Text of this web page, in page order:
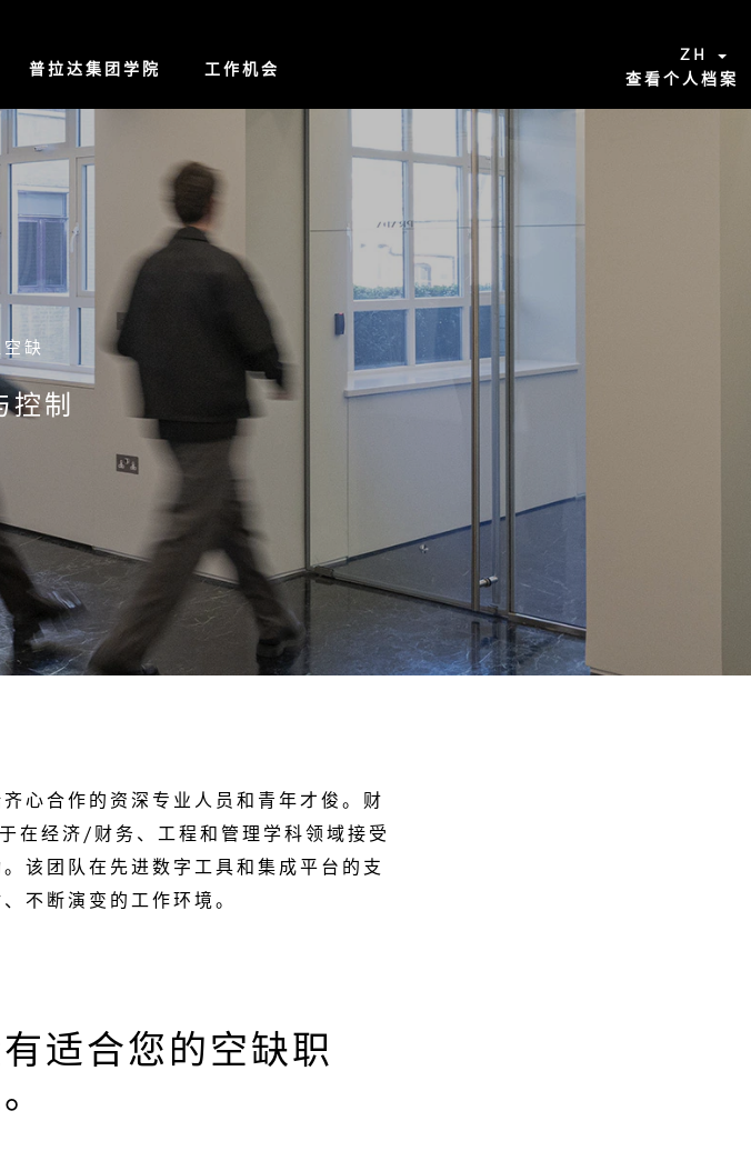
普拉达集团学院 工作机会
ZH
查看个人档案
缺
控制
心合作的资深专业人员和青年才俊。财
在经济/财务、工程和管理学科领域接受
该团队在先进数字工具和集成平台的支
不断演变的工作环境。
适合您的空缺职